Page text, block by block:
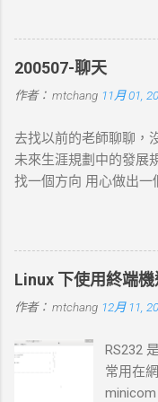
以下幾個主要步驟：
進行查詢，獲取目標伺
返回 IP 地址， curl 將
DNS 錯誤並中止。 2.
核發送一個 SYN 封包
返回 ACK 完成三向交
connect-timeout 設定
HTTP 請求，根據 URL
）。 過程 ： curl 構建
（如表單數據），然後
服器。 結果 ：伺服器
問題，則請求可能中止
容。 過程 ：伺服器確
httpd ）根據需求（例
200507-聊天
作者： mtchang 11月 01,
去找以前的老師聊聊，
未來生涯規劃中的發展
找一個方向 用心做出
路。以目前技術而言
X-windows上程式的開
http://tavi.debian.org.tw/
Java在嵌入式系統上的
等著我去讀，但好的工
Linux 下使用終端
作者： mtchang 12月 11,
RS232
常用在